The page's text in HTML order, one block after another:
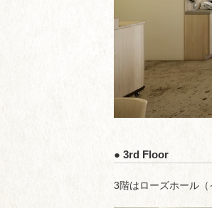
● 3rd Floor
3階はローズホール（